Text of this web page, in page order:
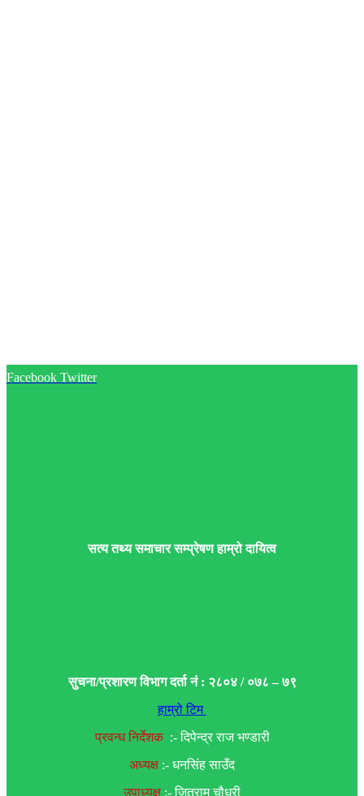
Facebook Twitter
सत्य तथ्य समाचार सम्प्रेषण हाम्रो दायित्व
सुचना/प्रशारण विभाग दर्ता नं : २८०४ / ०७८ – ७९
हाम्रो टिम
प्रवन्ध निर्देशक:- दिपेन्द्र राज भण्डारी
अध्यक्ष :- धनसिंह साउँद
उपाध्यक्ष :- जितराम चौधरी